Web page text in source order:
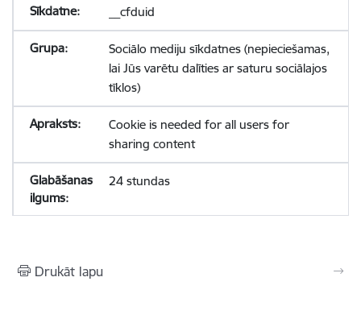
__cfduid
Sociālo mediju sīkdatnes (nepieciešamas,
lai Jūs varētu dalīties ar saturu sociālajos
tīklos)
Cookie is needed for all users for
sharing content
24 stundas
Drukāt lapu